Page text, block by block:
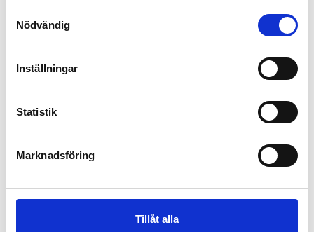
Nödvändig
Inställningar
Statistik
Marknadsföring
Tillåt alla
Kerstin Öhlin Lejonklou är en av Sveriges främsta silversmeder och
metallformgivare. I drygt sextio år har hon drivit sin ateljé på